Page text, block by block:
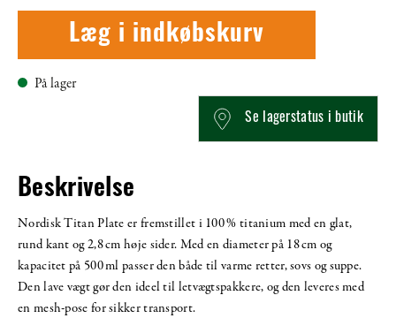
Læg i indkøbskurv
På lager
Se lagerstatus i butik
Beskrivelse
Nordisk Titan Plate er fremstillet i 100 % titanium med en glat,
rund kant og 2,8 cm høje sider. Med en diameter på 18 cm og
kapacitet på 500 ml passer den både til varme retter, sovs og suppe.
Den lave vægt gør den ideel til letvægtspakkere, og den leveres med
en mesh-pose for sikker transport.